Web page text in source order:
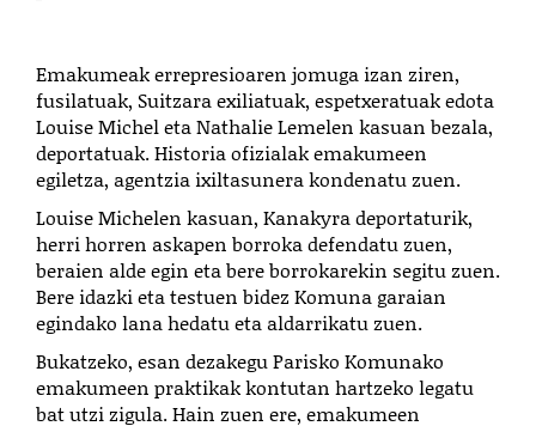
Emakumeak errepresioaren jomuga izan ziren,
fusilatuak, Suitzara exiliatuak, espetxeratuak edota
Louise Michel eta Nathalie Lemelen kasuan bezala,
deportatuak. Historia ofizialak emakumeen
egiletza, agentzia ixiltasunera kondenatu zuen.
Louise Michelen kasuan, Kanakyra deportaturik,
herri horren askapen borroka defendatu zuen,
beraien alde egin eta bere borrokarekin segitu zuen.
Bere idazki eta testuen bidez Komuna garaian
egindako lana hedatu eta aldarrikatu zuen.
Bukatzeko, esan dezakegu Parisko Komunako
emakumeen praktikak kontutan hartzeko legatu
bat utzi zigula. Hain zuen ere, emakumeen